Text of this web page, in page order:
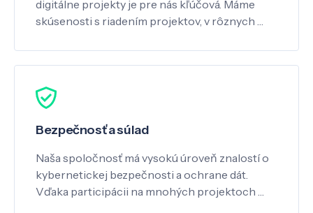
digitálne projekty je pre nás kľúčová. Máme
skúsenosti s riadením projektov, v rôznych …
Bezpečnosť a súlad
Naša spoločnosť má vysokú úroveň znalostí o
kybernetickej bezpečnosti a ochrane dát.
Vďaka participácii na mnohých projektoch …